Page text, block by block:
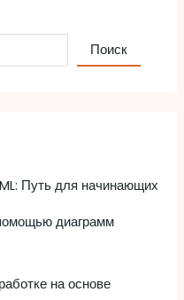
Поиск
Путь для начинающих
диаграмм
на основе